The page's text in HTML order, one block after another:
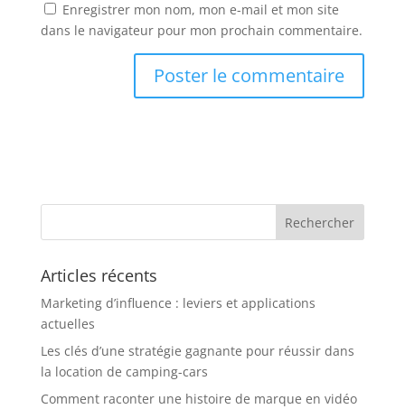
Enregistrer mon nom, mon e-mail et mon site
dans le navigateur pour mon prochain commentaire.
Articles récents
Marketing d’influence : leviers et applications
actuelles
Les clés d’une stratégie gagnante pour réussir dans
la location de camping-cars
Comment raconter une histoire de marque en vidéo